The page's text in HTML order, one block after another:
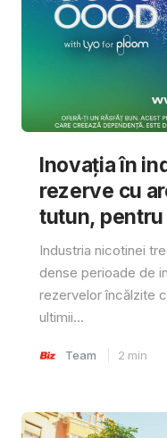
Inovația în
rezerve cu
tutun,
Industria nicotinei
dense perioade de
rezervelor încălzite
ultimii...
Team 2 min